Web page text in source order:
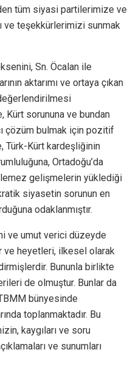
tüm siyasi partilerimize ve
ve teşekkürlerimizi sunmak
Sn. Öcalan ile
aktarımı ve ortaya çıkan
Kürt sorununa ve bundan
çözüm bulmak için pozitif
Türk-Kürt kardeşliğinin
Ortadoğu’da
gelişmelerin yüklediği
siyasetin sorunun en
odaklanmıştır.
ve umut verici düzeyde
ve heyetleri, ilkesel olarak
Bununla birlikte
de olmuştur. Bunlar da
bünyesinde
toplanmaktadır. Bu
kaygıları ve soru
ve sunumları